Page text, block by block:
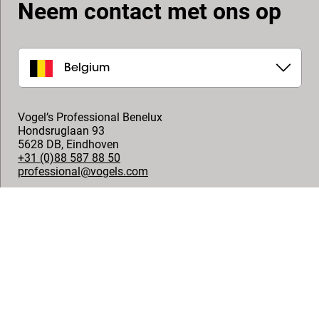
Neem contact met ons op
Belgium
Vogel’s Professional Benelux
Hondsruglaan 93
5628 DB, Eindhoven
+31 (0)88 587 88 50
professional@vogels.com